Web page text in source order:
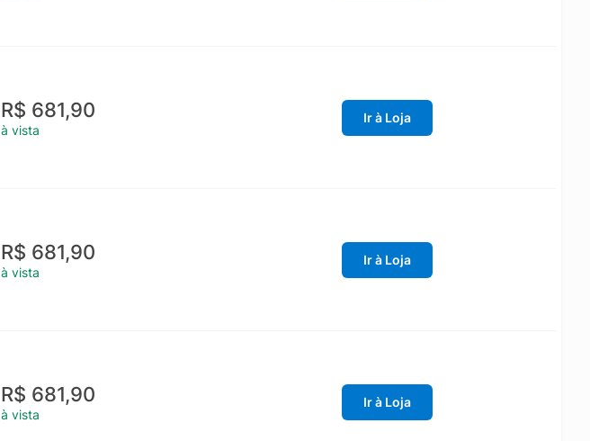
R$ 681,90
à vista
Ir à Loja
R$ 681,90
à vista
Ir à Loja
R$ 681,90
à vista
Ir à Loja